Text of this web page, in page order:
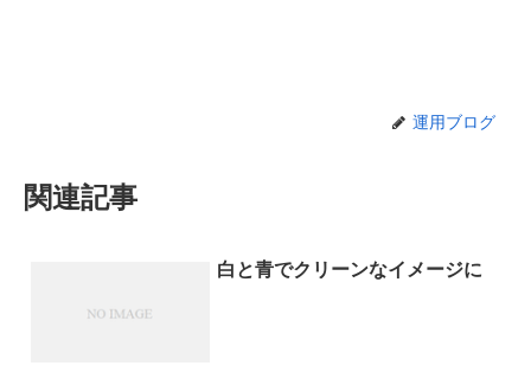
運用ブログ
関連記事
白と青でクリーンなイメージに